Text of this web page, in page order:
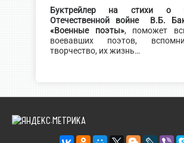
Буктрейлер на стихи о
Отечественной войне В.Б.
«Военные поэты», поможет
воевавших поэтов,
творчество, их жизнь…